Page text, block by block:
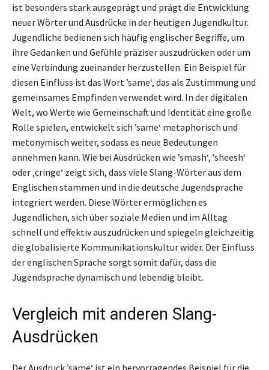
ist besonders stark ausgeprägt und prägt die Entwicklung
neuer Wörter und Ausdrücke in der heutigen Jugendkultur.
Jugendliche bedienen sich häufig englischer Begriffe, um
ihre Gedanken und Gefühle präziser auszudrücken oder um
eine Verbindung zueinander herzustellen. Ein Beispiel für
diesen Einfluss ist das Wort ’same‘, das als Zustimmung und
gemeinsames Empfinden verwendet wird. In der digitalen
Welt, wo Werte wie Gemeinschaft und Identität eine große
Rolle spielen, entwickelt sich ’same‘ metaphorisch und
metonymisch weiter, sodass es neue Bedeutungen
annehmen kann. Wie bei Ausdrücken wie ’smash‘, ’sheesh‘
oder ‚cringe‘ zeigt sich, dass viele Slang-Wörter aus dem
Englischen stammen und in die deutsche Jugendsprache
integriert werden. Diese Wörter ermöglichen es
Jugendlichen, sich über soziale Medien und im Alltag
schnell und effektiv auszudrücken und spiegeln gleichzeitig
die globalisierte Kommunikationskultur wider. Der Einfluss
der englischen Sprache sorgt somit dafür, dass die
Jugendsprache dynamisch und lebendig bleibt.
Vergleich mit anderen Slang-
Ausdrücken
Der Ausdruck ’same‘ ist ein hervorragendes Beispiel für die